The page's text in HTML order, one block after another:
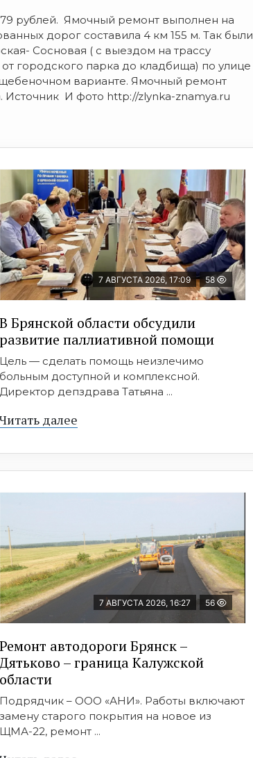
рублей. Ямочный ремонт выполнен на
дорог составила 4 км 155 м. Так были
Сосновая ( с выездом на трассу
городского парка до кладбища) по улице
варианте. Ямочный ремонт
И фото http://zlynka-znamya.ru
7 АВГУСТА 2026, 17:09 58
В Брянской области обсудили
развитие паллиативной помощи
Цель — сделать помощь неизлечимо
больным доступной и комплексной.
Директор депздрава Татьяна ...
Читать далее
7 АВГУСТА 2026, 16:27 56
Ремонт автодороги Брянск –
Дятьково – граница Калужской
области
Подрядчик – ООО «АНИ». Работы включают
замену старого покрытия на новое из
ЩМА-22, ремонт ...